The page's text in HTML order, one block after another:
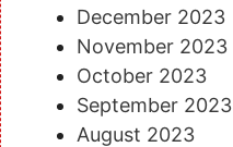
December 2023
November 2023
October 2023
September 2023
August 2023